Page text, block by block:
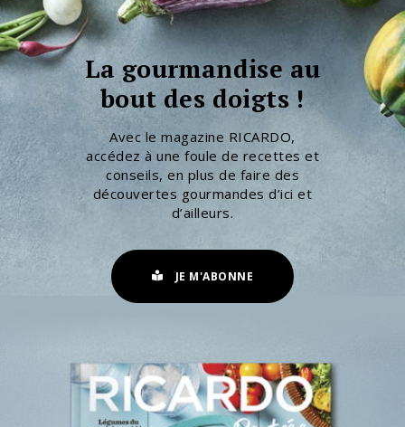
La gourmandise au
bout des doigts !
Avec le magazine RICARDO,
accédez à une foule de recettes et
conseils, en plus de faire des
découvertes gourmandes d’ici et
d’ailleurs.
JE M'ABONNE